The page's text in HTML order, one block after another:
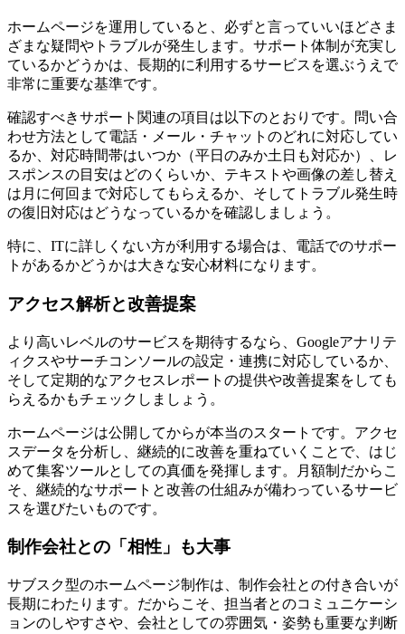
ホームページを運用していると、必ずと言っていいほどさま
ざまな疑問やトラブルが発生します。サポート体制が充実し
ているかどうかは、長期的に利用するサービスを選ぶうえで
非常に重要な基準です。
確認すべきサポート関連の項目は以下のとおりです。問い合
わせ方法として電話・メール・チャットのどれに対応してい
るか、対応時間帯はいつか（平日のみか土日も対応か）、レ
スポンスの目安はどのくらいか、テキストや画像の差し替え
は月に何回まで対応してもらえるか、そしてトラブル発生時
の復旧対応はどうなっているかを確認しましょう。
特に、ITに詳しくない方が利用する場合は、電話でのサポー
トがあるかどうかは大きな安心材料になります。
アクセス解析と改善提案
より高いレベルのサービスを期待するなら、Googleアナリテ
ィクスやサーチコンソールの設定・連携に対応しているか、
そして定期的なアクセスレポートの提供や改善提案をしても
らえるかもチェックしましょう。
ホームページは公開してからが本当のスタートです。アクセ
スデータを分析し、継続的に改善を重ねていくことで、はじ
めて集客ツールとしての真価を発揮します。月額制だからこ
そ、継続的なサポートと改善の仕組みが備わっているサービ
スを選びたいものです。
制作会社との「相性」も大事
サブスク型のホームページ制作は、制作会社との付き合いが
長期にわたります。だからこそ、担当者とのコミュニケーシ
ョンのしやすさや、会社としての雰囲気・姿勢も重要な判断